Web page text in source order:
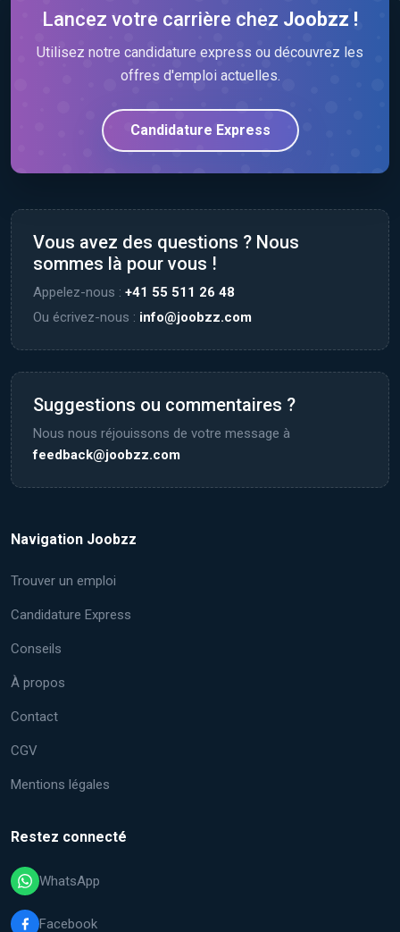
Lancez votre carrière chez Joobzz !
Utilisez notre candidature express ou découvrez les
offres d'emploi actuelles.
Candidature Express
Vous avez des questions ? Nous
sommes là pour vous !
Appelez-nous : +41 55 511 26 48
Ou écrivez-nous : info@joobzz.com
Suggestions ou commentaires ?
Nous nous réjouissons de votre message à
feedback@joobzz.com
Navigation Joobzz
Trouver un emploi
Candidature Express
Conseils
À propos
Contact
CGV
Mentions légales
Restez connecté
WhatsApp
Facebook